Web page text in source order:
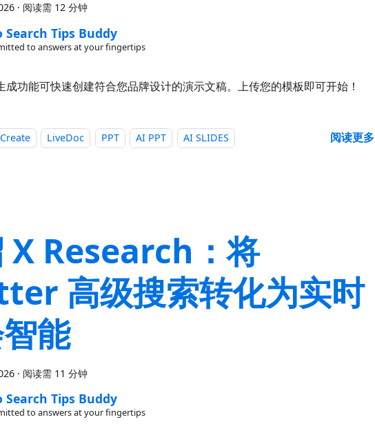
· 阅读需 12 分钟
Search Tips Buddy
to answers at your fingertips
成功能可快速创建符合您品牌设计的演示文稿。上传您的模板即可开始！
LiveDoc PPT AI PPT
AI SLIDES
阅读更多
X Research：将
高级搜索转化为实时
能
· 阅读需 11 分钟
Search Tips Buddy
to answers at your fingertips